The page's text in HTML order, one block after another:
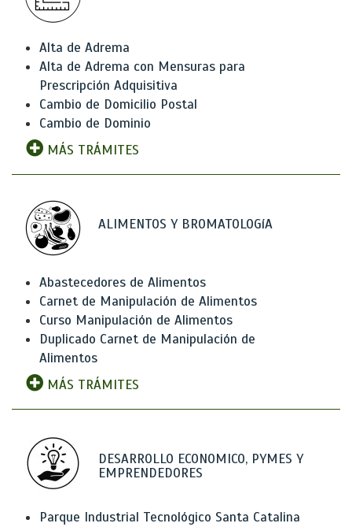
Alta de Adrema
Alta de Adrema con Mensuras para
Prescripción Adquisitiva
Cambio de Domicilio Postal
Cambio de Dominio
MÁS TRÁMITES
ALIMENTOS Y BROMATOLOGíA
Abastecedores de Alimentos
Carnet de Manipulación de Alimentos
Curso Manipulación de Alimentos
Duplicado Carnet de Manipulación de
Alimentos
MÁS TRÁMITES
DESARROLLO ECONOMICO, PYMES Y
EMPRENDEDORES
Parque Industrial Tecnológico Santa Catalina